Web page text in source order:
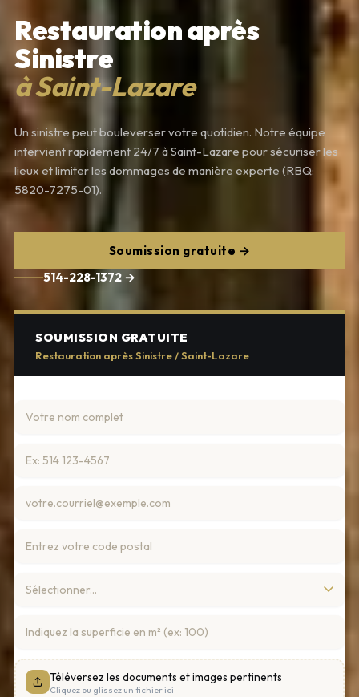
Restauration après
Sinistre
à Saint-Lazare
Un sinistre peut bouleverser votre quotidien. Notre équipe
intervient rapidement 24/7 à Saint-Lazare pour sécuriser les
lieux et limiter les dommages de manière experte (RBQ:
5820-7275-01).
Soumission gratuite →
514-228-1372 →
SOUMISSION GRATUITE
Restauration après Sinistre / Saint-Lazare
Téléversez les documents et images pertinents
Cliquez ou glissez un fichier ici